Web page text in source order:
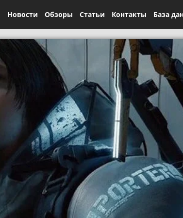
Новости Обзоры Статьи Контакты База